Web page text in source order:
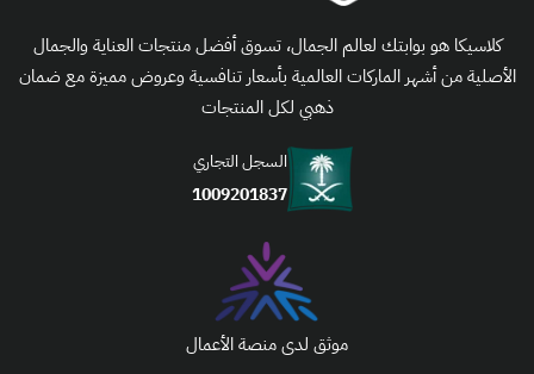
كلاسيكا هو بوابتك لعالم الجمال، تسوق أفضل منتجات العناية والجمال
الأصلية من أشهر الماركات العالمية بأسعار تنافسية وعروض مميزة مع ضمان
ذهبي لكل المنتجات
السجل التجاري
1009201837
موثق لدى منصة الأعمال